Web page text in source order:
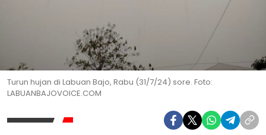
Turun hujan di Labuan Bajo, Rabu (31/7/24) sore. Foto:
LABUANBAJOVOICE.COM